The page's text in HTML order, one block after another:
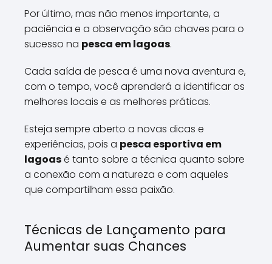
Por último, mas não menos importante, a
paciência e a observação são chaves para o
sucesso na pesca em lagoas.
Cada saída de pesca é uma nova aventura e,
com o tempo, você aprenderá a identificar os
melhores locais e as melhores práticas.
Esteja sempre aberto a novas dicas e
experiências, pois a pesca esportiva em
lagoasé tanto sobre a técnica quanto sobre
a conexão com a natureza e com aqueles
que compartilham essa paixão.
Técnicas de Lançamento para
Aumentar suas Chances